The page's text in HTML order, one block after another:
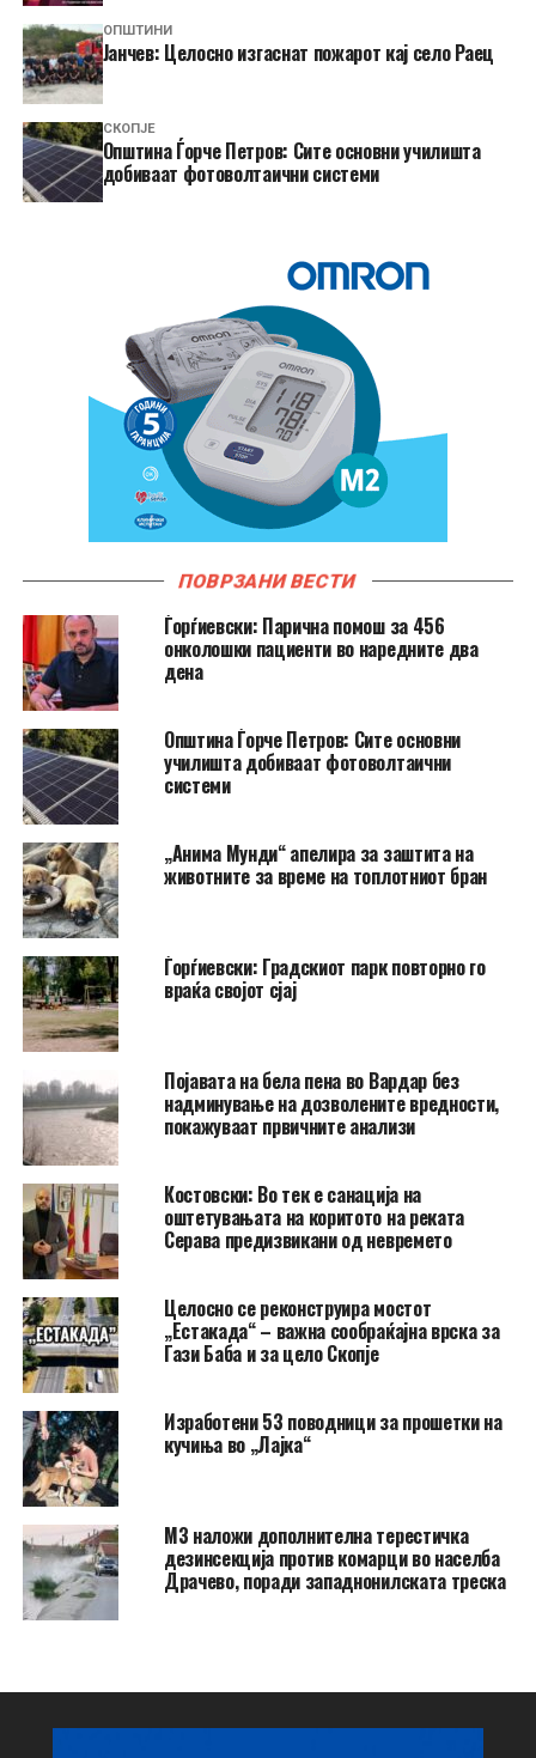
ОПШТИНИ
Јанчев: Целосно изгаснат пожарот кај село Раец
СКОПЈЕ
Општина Ѓорче Петров: Сите основни училишта
добиваат фотоволтаични системи
ПОВРЗАНИ ВЕСТИ
Ѓорѓиевски: Парична помош за 456
онколошки пациенти во наредните два
дена
Општина Ѓорче Петров: Сите основни
училишта добиваат фотоволтаични
системи
„Анима Мунди“ апелира за заштита на
животните за време на топлотниот бран
Ѓорѓиевски: Градскиот парк повторно го
враќа својот сјај
Појавата на бела пена во Вардар без
надминување на дозволените вредности,
покажуваат првичните анализи
Костовски: Во тек е санација на
оштетувањата на коритото на реката
Серава предизвикани од невремето
Целосно се реконструира мостот
„Естакада“ – важна сообраќајна врска за
Гази Баба и за цело Скопје
Изработени 53 поводници за прошетки на
кучиња во „Лајка“
МЗ наложи дополнителна терестичка
дезинсекција против комарци во населба
Драчево, поради западнонилската треска